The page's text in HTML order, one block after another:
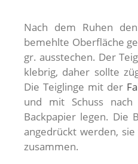
Nach dem Ruhen
bemehlte Oberfläche
gr. ausstechen. Der
klebrig, daher sollte
Die Teiglinge mit der
und mit Schuss
Backpapier legen. Die
angedrückt werden,
zusammen.